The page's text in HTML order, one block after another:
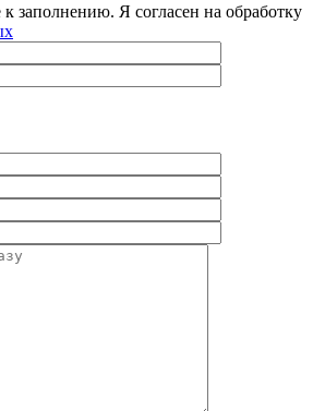
заполнению. Я согласен на обработку